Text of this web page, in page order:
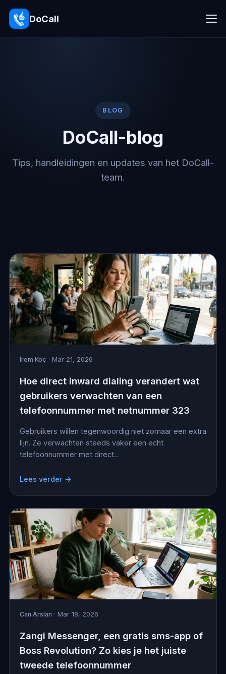
DoCall
BLOG
DoCall-blog
Tips, handleidingen en updates van het DoCall-
team.
İrem Koç · Mar 21, 2026
Hoe direct inward dialing verandert wat
gebruikers verwachten van een
telefoonnummer met netnummer 323
Gebruikers willen tegenwoordig niet zomaar een extra
lijn. Ze verwachten steeds vaker een echt
telefoonnummer met direct...
Lees verder →
Can Arslan · Mar 18, 2026
Zangi Messenger, een gratis sms-app of
Boss Revolution? Zo kies je het juiste
tweede telefoonnummer